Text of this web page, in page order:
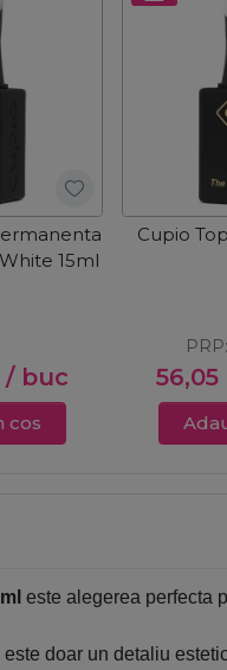
15ml
/ buc
cos
Cupio
56,05
PRP:
este alegerea perfecta
doar un detaliu